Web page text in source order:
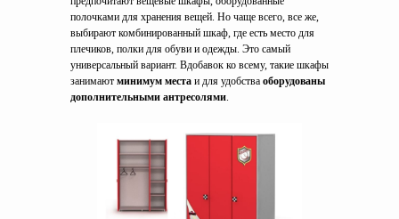
полочками для хранения вещей. Но чаще всего, все же,
выбирают комбинированный шкаф, где есть место для
плечиков, полки для обуви и одежды. Это самый
универсальный вариант. Вдобавок ко всему, такие шкафы
занимают минимум места и для удобства оборудованы
дополнительными антресолями.